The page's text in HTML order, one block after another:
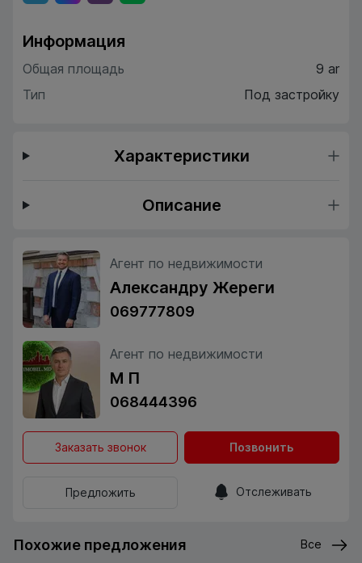
Информация
Общая площадь
9 ar
Тип
Под застройку
Характеристики
Описание
Агент по недвижимости
Александру Жереги
069777809
Агент по недвижимости
М П
068444396
Заказать звонок Позвонить
Предложить Отслеживать
Похожие предложения Все